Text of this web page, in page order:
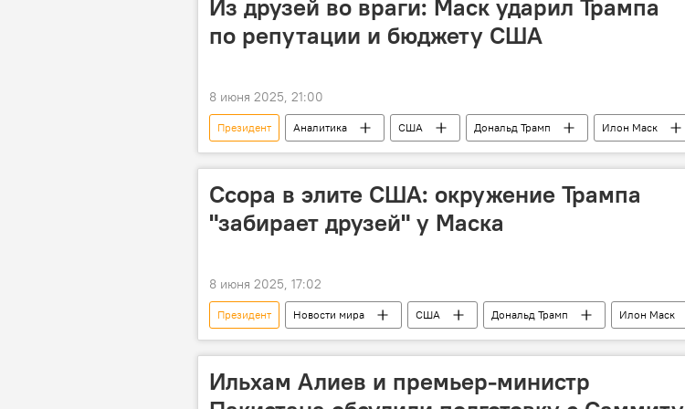
Из друзей во враги: Маск ударил Трампа
по репутации и бюджету США
8 июня 2025, 21:00
Президент Аналитика США Дональд Трамп Илон Маск
НАСА
ВПК Республиканская партия США
Ссора в элите США: окружение Трампа
"забирает друзей" у Маска
8 июня 2025, 17:02
Президент Новости мира США Дональд Трамп
Илон Маск
Конфликт
Кремниевая долина источник
Ильхам Алиев и премьер-министр